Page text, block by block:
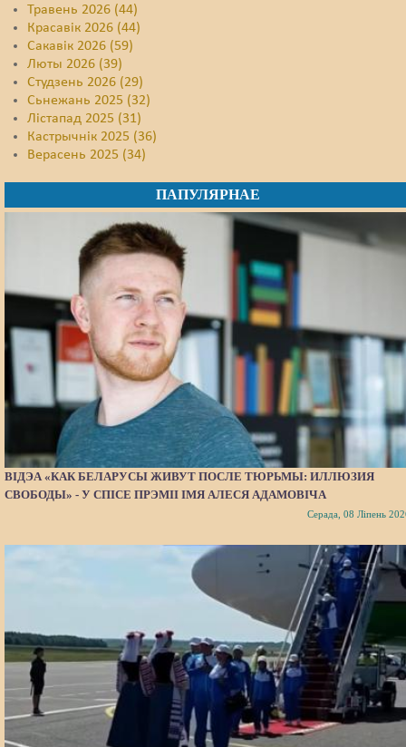
Травень 2026 (44)
Красавік 2026 (44)
Сакавік 2026 (59)
Люты 2026 (39)
Студзень 2026 (29)
Сьнежань 2025 (32)
Лістапад 2025 (31)
Кастрычнік 2025 (36)
Верасень 2025 (34)
ПАПУЛЯРНАЕ
ВІДЭА «КАК БЕЛАРУСЫ ЖИВУТ ПОСЛЕ ТЮРЬМЫ: ИЛЛЮЗИЯ
СВОБОДЫ» - У СПІСЕ ПРЭМІІ ІМЯ АЛЕСЯ АДАМОВІЧА
Серада, 08 Ліпень